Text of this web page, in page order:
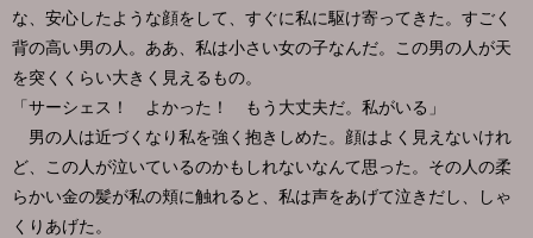
な、安心したような顔をして、すぐに私に駆け寄ってきた。すごく
背の高い男の人。ああ、私は小さい女の子なんだ。この男の人が天
を突くくらい大きく見えるもの。
「サーシェス！ よかった！ もう大丈夫だ。私がいる」
男の人は近づくなり私を強く抱きしめた。顔はよく見えないけれ
ど、この人が泣いているのかもしれないなんて思った。その人の柔
らかい金の髪が私の頬に触れると、私は声をあげて泣きだし、しゃ
くりあげた。